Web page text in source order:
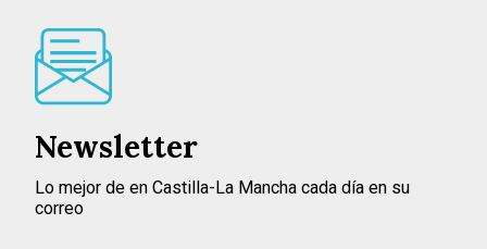
Newsletter
Lo mejor de en Castilla-La Mancha cada día en su
correo